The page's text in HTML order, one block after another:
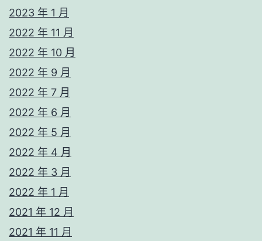
2023 年 1 月
2022 年 11 月
2022 年 10 月
2022 年 9 月
2022 年 7 月
2022 年 6 月
2022 年 5 月
2022 年 4 月
2022 年 3 月
2022 年 1 月
2021 年 12 月
2021 年 11 月